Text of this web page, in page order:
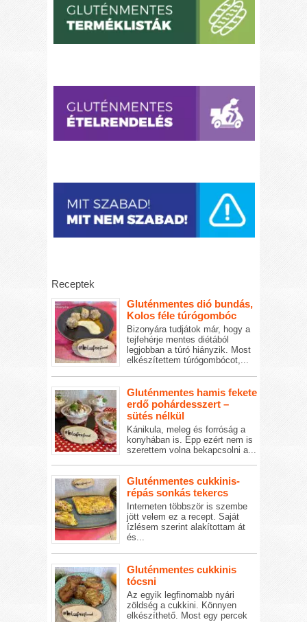
Receptek
Gluténmentes dió bundás,
Kolos féle túrógombóc
Bizonyára tudjátok már, hogy a
tejfehérje mentes diétából
legjobban a túró hiányzik. Most
elkészítettem túrógombócot,...
Gluténmentes hamis fekete
erdő pohárdesszert –
sütés nélkül
Kánikula, meleg és forróság a
konyhában is. Épp ezért nem is
szerettem volna bekapcsolni a...
Gluténmentes cukkinis-
répás sonkás tekercs
Interneten többször is szembe
jött velem ez a recept. Saját
ízlésem szerint alakítottam át
és...
Gluténmentes cukkinis
tócsni
Az egyik legfinomabb nyári
zöldség a cukkini. Könnyen
elkészíthető. Most egy percek